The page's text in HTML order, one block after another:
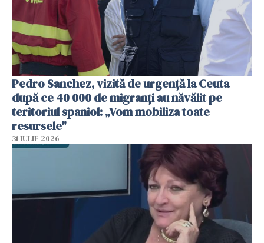
Pedro Sanchez, vizită de urgență la Ceuta
după ce 40 000 de migranți au năvălit pe
teritoriul spaniol: „Vom mobiliza toate
resursele"
31 IULIE 2026